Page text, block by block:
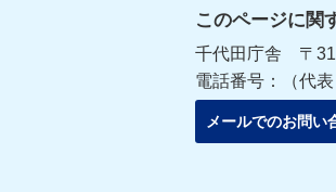
このページに関
千代田庁舎 〒
電話番号：（代
メールでのお問い